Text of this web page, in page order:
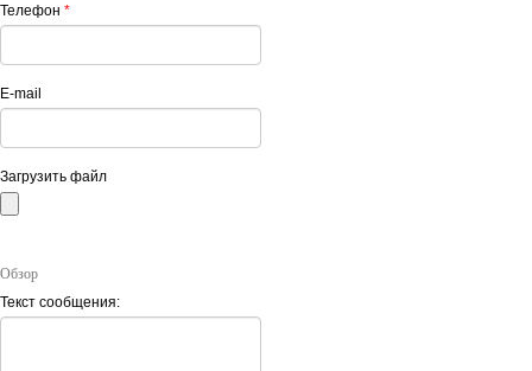
Телефон *
E-mail
Загрузить файл
Обзор
Текст сообщения: